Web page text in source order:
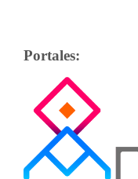
Portales: